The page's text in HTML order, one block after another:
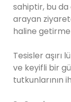
sahiptir, bu
arayan
haline
Tesisler aşırı
ve keyifli bir
tutkunlarının